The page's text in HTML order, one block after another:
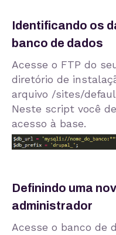
Identificando os
banco de dados
Acesse o FTP do
diretório de
arquivo /sites/
Neste script você
acesso à base.
Definindo uma
administrador
Acesse o banco de